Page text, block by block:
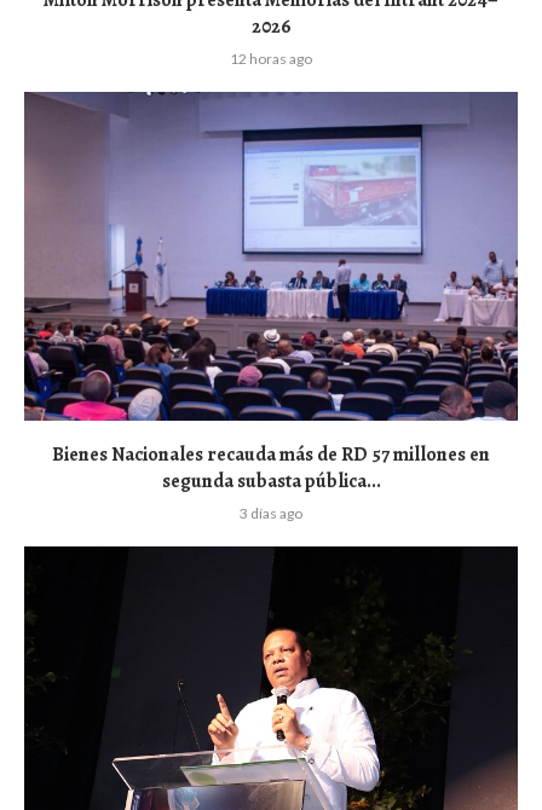
2026
12 horas ago
Bienes Nacionales recauda más de RD 57 millones en
segunda subasta pública...
3 días ago